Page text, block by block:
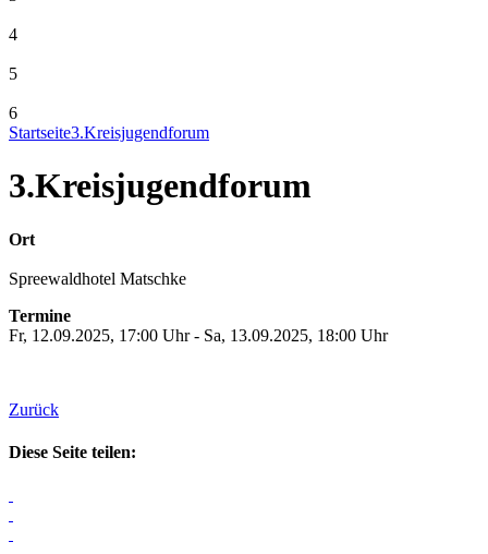
4
5
6
Startseite3.Kreisjugendforum
3.Kreisjugendforum
Ort
Spreewaldhotel Matschke
Termine
Fr, 12.09.2025, 17:00 Uhr - Sa, 13.09.2025, 18:00 Uhr
Zurück
Diese Seite teilen: